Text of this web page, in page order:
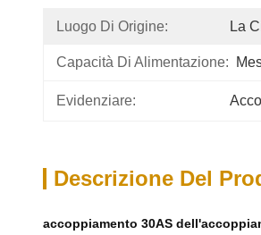
Luogo Di Origine: La
Capacità Di Alimentazione:
Evidenziare:
Descrizione Del
accoppiamento 30AS